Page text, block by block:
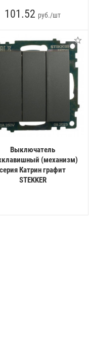
101.52 руб./шт
Выключатель
(механизм)
серия Катрин графит
STEKKER